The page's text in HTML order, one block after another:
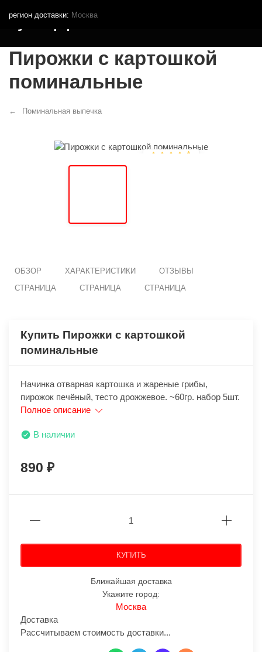
регион доставки: Москва
Кутья.рф
Пирожки с картошкой
поминальные
Поминальная выпечка
ОБЗОР ХАРАКТЕРИСТИКИ
ОТЗЫВЫ
СТРАНИЦА
СТРАНИЦА СТРАНИЦА
Купить Пирожки с картошкой
поминальные
Начинка отварная картошка и жареные грибы,
пирожок печёный, тесто дрожжевое. ~60гр. набор 5шт.
Полное описание
В наличии
890
КУПИТЬ
Ближайшая доставка
Укажите город:
Москва
Доставка
Рассчитываем стоимость доставки...